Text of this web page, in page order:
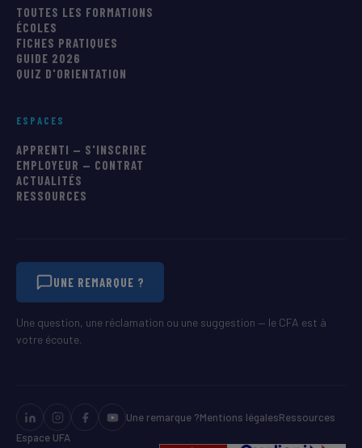
TOUTES LES FORMATIONS
ÉCOLES
FICHES PRATIQUES
GUIDE 2026
QUIZ D'ORIENTATION
ESPACES
APPRENTI — S'INSCRIRE
EMPLOYEUR — CONTRAT
ACTUALITÉS
RESSOURCES
UNE REMARQUE ?
Une question, une réclamation ou une suggestion — le CFA est à
votre écoute.
Une remarque ?Mentions légalesRessources
Espace UFA